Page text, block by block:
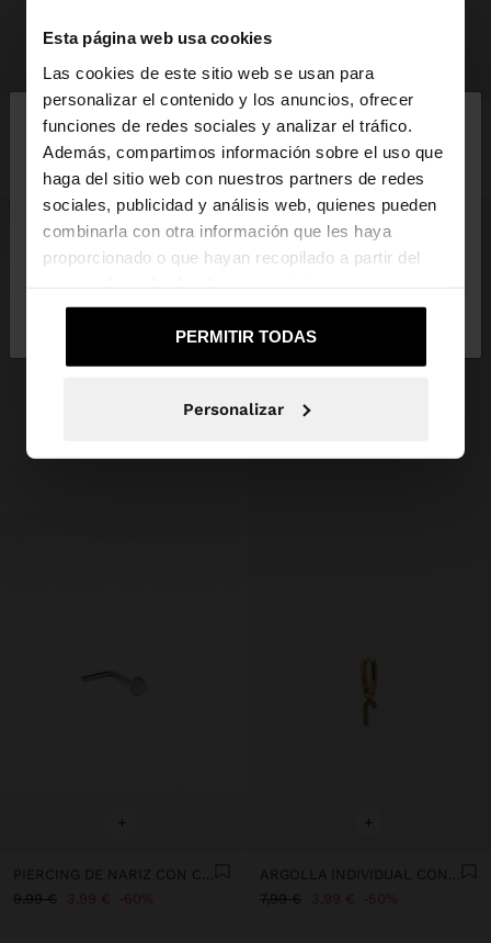
Esta página web usa cookies
Las cookies de este sitio web se usan para
personalizar el contenido y los anuncios, ofrecer
funciones de redes sociales y analizar el tráfico.
Además, compartimos información sobre el uso que
haga del sitio web con nuestros partners de redes
sociales, publicidad y análisis web, quienes pueden
combinarla con otra información que les haya
proporcionado o que hayan recopilado a partir del
PERMITIR TODAS
Personalizar
hola
Estás accediendo a la web de España. ¿Quieres ir a
la web de United States?
+
PIERCING CRUZ CON CIRCONITAS - ACERO INOXIDABLE
17,99 € 3,99 € 78%
+
17,99 € 3,99 € 78%
+
PIERCING DE NARIZ CON CORAZÓN – ACERO INOXIDABLE
9,99 €
3,99 € 60%
+
ARGOLLA INDIVIDUAL CON BASTÓN DE NAVIDAD - ACERO INOXIDABLE
7,99 €
3,99 € 50%